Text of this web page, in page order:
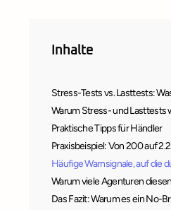
Inhalte
Stress-Tests vs. Lasttests:
Warum Stress- und Lasttests
Praktische Tipps für Händler
Praxisbeispiel: Von 200 auf
Häufige Warnsignale, auf die
Warum viele Agenturen
Das Fazit: Warum es ein No-